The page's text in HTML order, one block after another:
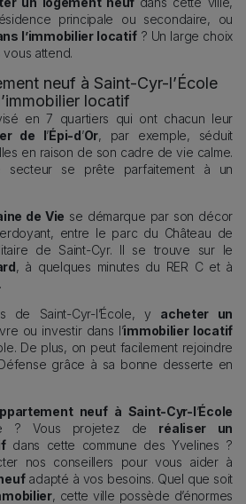
principale ou secondaire, ou
l’immobilier locatif? Un large choix
vous attend.
neuf à Saint-Cyr-l’École
locatif
en 7 quartiers qui ont chacun leur
de l’Épi-d’Or, par exemple, séduit
en raison de son cadre de vie calme.
secteur se prête parfaitement à un
de Vie se démarque par son décor
entre le parc du Château de
de Saint-Cyr. Il se trouve sur le
, à quelques minutes du RER C et à
de Saint-Cyr-l’École, y acheter un
ou investir dans l’immobilier locatif
De plus, on peut facilement rejoindre
grâce à sa bonne desserte en
neuf à Saint-Cyr-l’École
? Vous projetez de réaliser un
dans cette commune des Yvelines ?
nos conseillers pour vous aider à
adapté à vos besoins. Quel que soit
, cette ville possède d’énormes